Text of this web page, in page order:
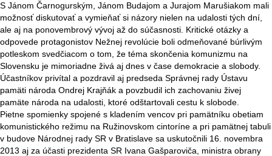
S Jánom Čarnogurským, Jánom Budajom a Jurajom Marušiakom mali
možnosť diskutovať a vymieňať si názory nielen na udalosti tých dní,
ale aj na ponovembrový vývoj až do súčasnosti. Kritické otázky a
odpovede protagonistov Nežnej revolúcie boli odmeňované búrlivým
potleskom svedčiacom o tom, že téma skončenia komunizmu na
Slovensku je mimoriadne živá aj dnes v čase demokracie a slobody.
Účastníkov privítal a pozdravil aj predseda Správnej rady Ústavu
pamäti národa Ondrej Krajňák a povzbudil ich zachovaniu živej
pamäte národa na udalosti, ktoré odštartovali cestu k slobode.
Pietne spomienky spojené s kladením vencov pri pamätníku obetiam
komunistického režimu na Ružinovskom cintoríne a pri pamätnej tabuli
v budove Národnej rady SR v Bratislave sa uskutočnili 16. novembra
2013 aj za účasti prezidenta SR Ivana Gašparoviča, ministra obrany